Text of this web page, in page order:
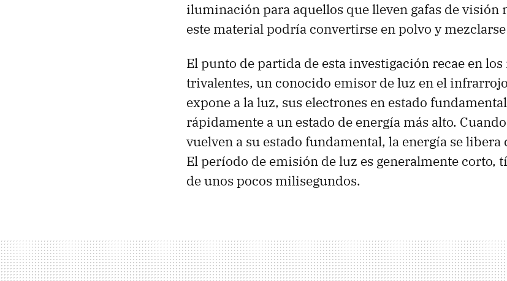
iluminación para aquellos que lleven gafas de visión
este material podría convertirse en polvo y
El punto de partida de esta investigación recae en
trivalentes, un conocido emisor de luz en el
expone a la luz, sus electrones en estado
rápidamente a un estado de energía más alto.
vuelven a su estado fundamental, la energía se
El período de emisión de luz es generalmente corto,
de unos pocos milisegundos.